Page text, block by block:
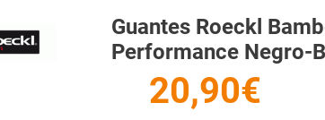
Guantes Roeckl
Performance Negro-
20,90€